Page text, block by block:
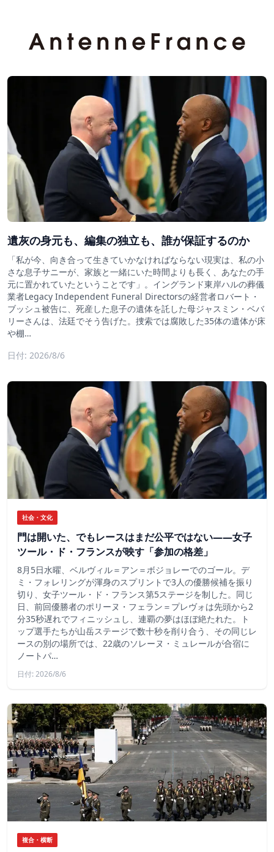
遺灰の身元も、編集の独立も、誰が保証するのか
「私が今、向き合って生きていかなければならない現実は、私の小
さな息子サニーが、家族と一緒にいた時間よりも長く、あなたの手
元に置かれていたということです」。イングランド東岸ハルの葬儀
業者Legacy Independent Funeral Directorsの経営者ロバート・
ブッシュ被告に、死産した息子の遺体を託した母ジャスミン・ベバ
リーさんは、法廷でそう告げた。捜索では腐敗した35体の遺体が床
や棚…
日付: 2026/8/6
社会・文化
門は開いた、でもレースはまだ公平ではない――女子
ツール・ド・フランスが映す「参加の格差」
8月5日水曜、ベルヴィル＝アン＝ボジョレーでのゴール。デ
ミ・フォレリングが渾身のスプリントで3人の優勝候補を振り
切り、女子ツール・ド・フランス第5ステージを制した。同じ
日、前回優勝者のポリーヌ・フェラン＝プレヴォは先頭から2
分35秒遅れでフィニッシュし、連覇の夢はほぼ絶たれた。ト
ップ選手たちが山岳ステージで数十秒を削り合う、その同じレ
ースの別の場所では、22歳のソレーヌ・ミュレールが合宿に
ノートパ…
日付: 2026/8/6
複合・横断